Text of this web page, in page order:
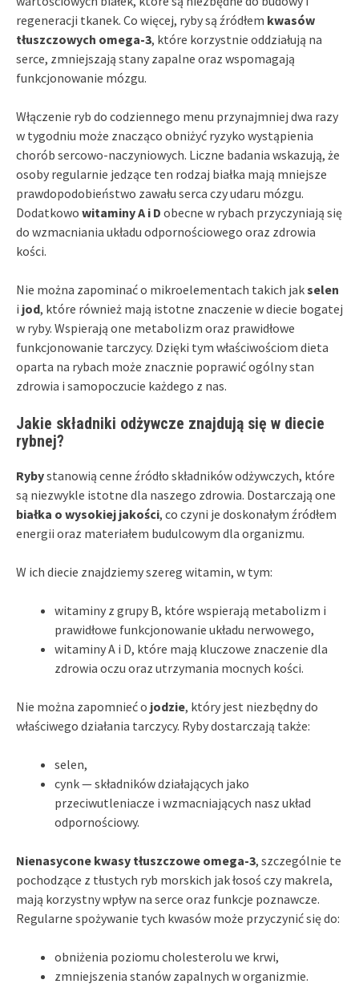
regeneracji tkanek. Co więcej, ryby są źródłem kwasów
tłuszczowych omega-3, które korzystnie oddziałują na
serce, zmniejszają stany zapalne oraz wspomagają
funkcjonowanie mózgu.
Włączenie ryb do codziennego menu przynajmniej dwa razy
w tygodniu może znacząco obniżyć ryzyko wystąpienia
chorób sercowo-naczyniowych. Liczne badania wskazują, że
osoby regularnie jedzące ten rodzaj białka mają mniejsze
prawdopodobieństwo zawału serca czy udaru mózgu.
Dodatkowo witaminy A i D obecne w rybach przyczyniają się
do wzmacniania układu odpornościowego oraz zdrowia
kości.
Nie można zapominać o mikroelementach takich jakselen
i jod, które również mają istotne znaczenie w diecie bogatej
w ryby. Wspierają one metabolizm oraz prawidłowe
funkcjonowanie tarczycy. Dzięki tym właściwościom dieta
oparta na rybach może znacznie poprawić ogólny stan
zdrowia i samopoczucie każdego z nas.
Jakie składniki odżywcze znajdują się w diecie
rybnej?
Rybystanowią cenne źródło składników odżywczych, które
są niezwykle istotne dla naszego zdrowia. Dostarczają one
białka o wysokiej jakości, co czyni je doskonałym źródłem
energii oraz materiałem budulcowym dla organizmu.
W ich diecie znajdziemy szereg witamin, w tym:
witaminy z grupy B, które wspierają metabolizm i
prawidłowe funkcjonowanie układu nerwowego,
witaminy A i D, które mają kluczowe znaczenie dla
zdrowia oczu oraz utrzymania mocnych kości.
Nie można zapomnieć o jodzie, który jest niezbędny do
właściwego działania tarczycy. Ryby dostarczają także:
selen,
cynk — składników działających jako
przeciwutleniacze i wzmacniających nasz układ
odpornościowy.
Nienasycone kwasy tłuszczowe omega-3, szczególnie te
pochodzące z tłustych ryb morskich jak łosoś czy makrela,
mają korzystny wpływ na serce oraz funkcje poznawcze.
Regularne spożywanie tych kwasów może przyczynić się do:
obniżenia poziomu cholesterolu we krwi,
zmniejszenia stanów zapalnych w organizmie.